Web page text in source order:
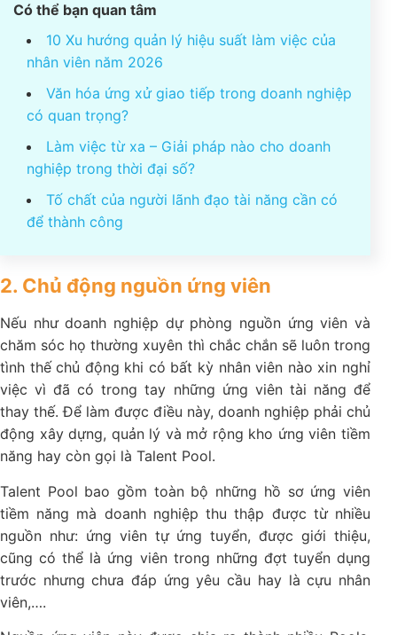
Có thể bạn quan tâm
10 Xu hướng quản lý hiệu suất làm việc của
nhân viên năm 2026
Văn hóa ứng xử giao tiếp trong doanh nghiệp
có quan trọng?
Làm việc từ xa – Giải pháp nào cho doanh
nghiệp trong thời đại số?
Tố chất của người lãnh đạo tài năng cần có
để thành công
2. Chủ động nguồn ứng viên
Nếu như doanh nghiệp dự phòng nguồn ứng viên và
chăm sóc họ thường xuyên thì chắc chắn sẽ luôn trong
tình thế chủ động khi có bất kỳ nhân viên nào xin nghỉ
việc vì đã có trong tay những ứng viên tài năng để
thay thế. Để làm được điều này, doanh nghiệp phải chủ
động xây dựng, quản lý và mở rộng kho ứng viên tiềm
năng hay còn gọi là Talent Pool.
Talent Pool bao gồm toàn bộ những hồ sơ ứng viên
tiềm năng mà doanh nghiệp thu thập được từ nhiều
nguồn như: ứng viên tự ứng tuyển, được giới thiệu,
cũng có thể là ứng viên trong những đợt tuyển dụng
trước nhưng chưa đáp ứng yêu cầu hay là cựu nhân
viên,….